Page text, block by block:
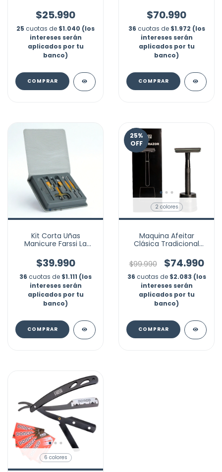
Crece Natural
$25.990
25 cuotas de $1.040 (los
intereses serán
aplicados por tu
banco)
$70.990
36 cuotas de $1.972 (los
intereses serán
aplicados por tu
banco)
Kit Corta Uñas
Manicure Farssi La
Profesi
$39.990
36 cuotas de $1.111 (los
intereses serán
aplicados por tu
banco)
COMPRAR
25%
OFF
2 colores
Maquina Afeitar
Clásica Tradicional
$99.990
$74.990
36 cuotas de $2.083 (los
intereses serán
aplicados por tu
banco)
COMPRAR
6 colores